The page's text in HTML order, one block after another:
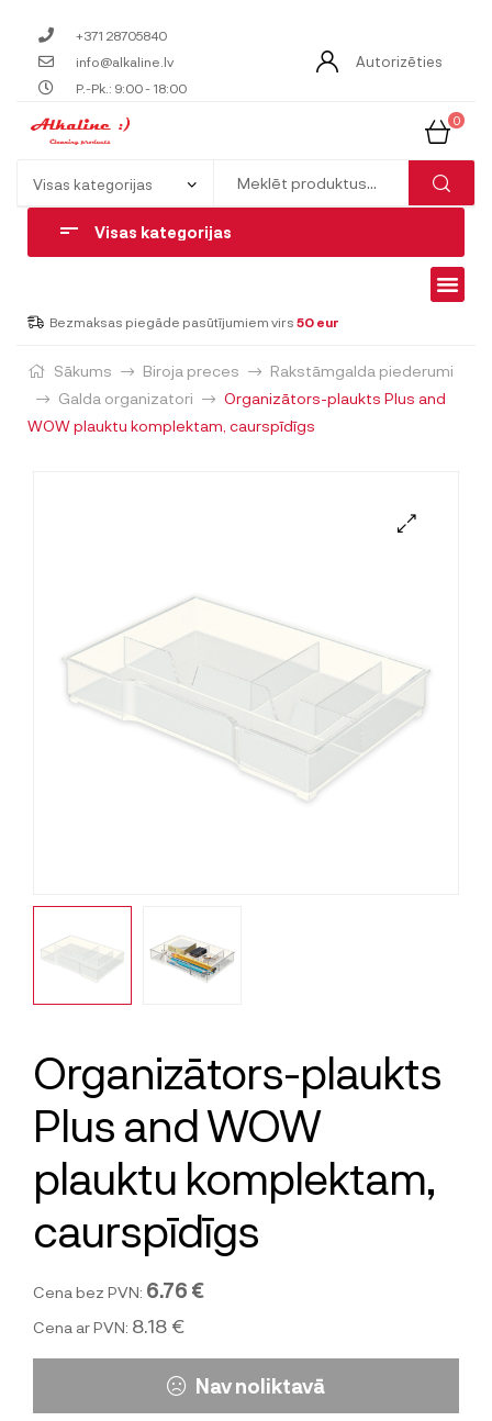
+371 28705840
info@alkaline.lv
P.-Pk.: 9:00 - 18:00
Autorizēties
0
Visas kategorijas
Bezmaksas piegāde pasūtījumiem virs 50 eur
Sākums Biroja preces
Rakstāmgalda piederumi
Galda organizatori
Organizātors-plaukts Plus and
WOW plauktu komplektam, caurspīdīgs
Organizātors-plaukts
Plus and WOW
plauktu komplektam,
caurspīdīgs
Cena bez PVN: 6.76 €
Cena ar PVN: 8.18 €
Nav noliktavā